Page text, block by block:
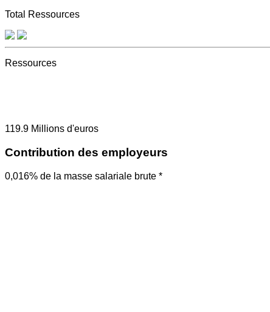
Total Ressources
Ressources
119.9 Millions d'euros
Contribution des employeurs
0,016% de la masse salariale brute *